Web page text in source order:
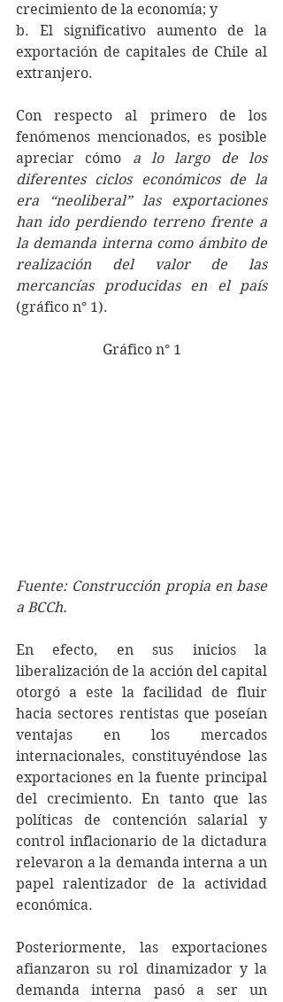
crecimiento de la economía; y
b. El significativo aumento de la
exportación de capitales de Chile al
extranjero.
Con respecto al primero de los
fenómenos mencionados, es posible
apreciar cómo a lo largo de los
diferentes ciclos económicos de la
era “neoliberal” las exportaciones
han ido perdiendo terreno frente a
la demanda interna como ámbito de
realización del valor de las
mercancías producidas en el país
(gráfico n° 1).
Gráfico n° 1
Fuente: Construcción propia en base
a BCCh.
En efecto, en sus inicios la
liberalización de la acción del capital
otorgó a este la facilidad de fluir
hacia sectores rentistas que poseían
ventajas en los mercados
internacionales, constituyéndose las
exportaciones en la fuente principal
del crecimiento. En tanto que las
políticas de contención salarial y
control inflacionario de la dictadura
relevaron a la demanda interna a un
papel ralentizador de la actividad
económica.
Posteriormente, las exportaciones
afianzaron su rol dinamizador y la
demanda interna pasó a ser un